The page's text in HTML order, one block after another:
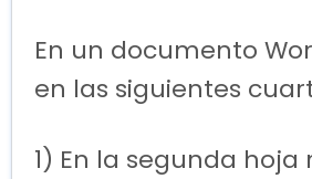
En un documento
en las siguientes
1) En la segunda